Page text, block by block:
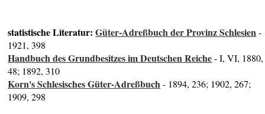
statistische Literatur:Güter-Adreßbuch der Provinz Schlesien-
1921, 398
Handbuch des Grundbesitzes im Deutschen Reiche- I, VI, 1880,
48; 1892, 310
Korn's Schlesisches Güter-Adreßbuch- 1894, 236; 1902, 267;
1909, 298